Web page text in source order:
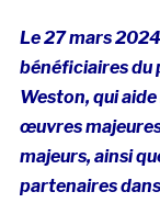
Le 27 mars
bénéficiaires du
Weston, qui
œuvres
majeurs, ainsi
partenaires